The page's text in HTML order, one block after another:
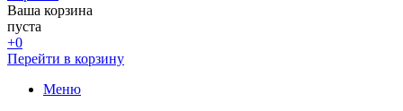
Ваша корзина
пуста
+0
Перейти в корзину
Меню